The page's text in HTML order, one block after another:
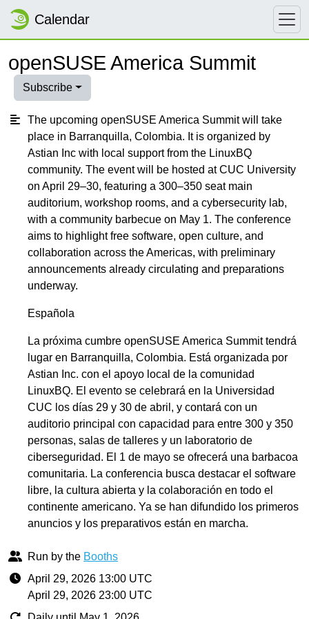
Calendar
openSUSE America Summit
Subscribe
The upcoming openSUSE America Summit will take
place in Barranquilla, Colombia. It is organized by
Astian Inc with local support from the LinuxBQ
community. The event will be hosted at CUC University
on April 29–30, featuring a 300–350 seat main
auditorium, workshop rooms, and a cybersecurity lab,
with a community barbecue on May 1. The conference
aims to highlight free software, open culture, and
collaboration across the Americas, with preliminary
announcements already circulating and preparations
underway.
Española
La próxima cumbre openSUSE America Summit tendrá
lugar en Barranquilla, Colombia. Está organizada por
Astian Inc. con el apoyo local de la comunidad
LinuxBQ. El evento se celebrará en la Universidad
CUC los días 29 y 30 de abril, y contará con un
auditorio principal con capacidad para entre 300 y 350
personas, salas de talleres y un laboratorio de
ciberseguridad. El 1 de mayo se ofrecerá una barbacoa
comunitaria. La conferencia busca destacar el software
libre, la cultura abierta y la colaboración en todo el
continente americano. Ya se han difundido los primeros
anuncios y los preparativos están en marcha.
Run by the Booths
April 29, 2026 13:00 UTC
April 29, 2026 23:00 UTC